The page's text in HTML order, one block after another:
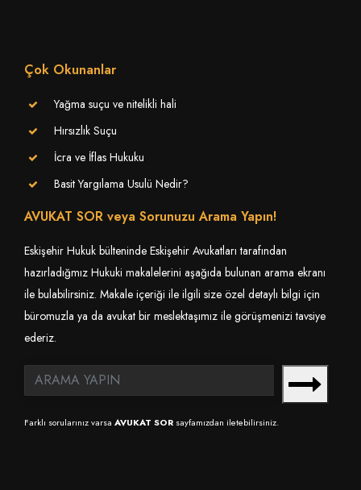
Çok Okunanlar
Yağma suçu ve nitelikli hali
Hırsızlık Suçu
İcra ve İflas Hukuku
Basit Yargılama Usulü Nedir?
AVUKAT SOR veya Sorunuzu Arama Yapın!
Eskişehir Hukuk bülteninde Eskişehir Avukatları tarafından
hazırladığmız Hukuki makalelerini aşağıda bulunan arama ekranı
ile bulabilirsiniz. Makale içeriği ile ilgili size özel detaylı bilgi için
büromuzla ya da avukat bir meslektaşımız ile görüşmenizi tavsiye
ederiz.
Farklı sorularınız varsa AVUKAT SOR sayfamızdan iletebilirsiniz.